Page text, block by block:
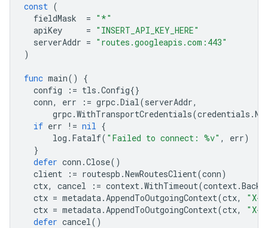
const (
fieldMask
= "*"
apiKey
= "INSERT_API_KEY_HERE"
serverAddr = "routes.googleapis.com:443"
)
func main()
{
config
:= tls .Config{}
conn, err := grpc.Dial(serverAddr,
grpc.WithTransportCredentials(credentials .
if err != nil {
log . Fatalf( "Failed to connect: %v" , err)
}
defer conn .Close()
client
:= routespb .NewRoutesClient(conn)
ctx, cancel := context.WithTimeout(context.
ctx = metadata.AppendToOutgoingContext(ctx,
"X-
ctx = metadata.AppendToOutgoingContext(ctx,
"X-
defer cancel()